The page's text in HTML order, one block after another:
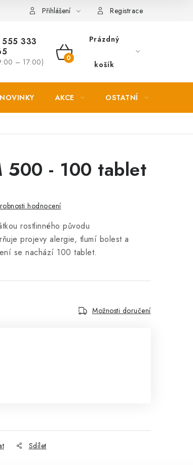
Přihlášení Registrace
333
– 17:00)
NÁKUPNÍ
Prázdný
košík
NOVINKY AKCE OSTATNÍ
500 - 100 tablet
hodnocení
rostlinného původu
projevy alergie, tlumí bolest a
se nachází 100 tablet.
Možnosti doručení
Sdílet